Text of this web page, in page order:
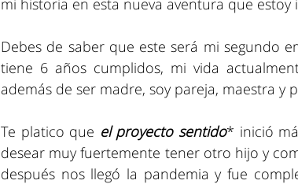
mi historia en esta nueva aventura que estoy
Debes de saber que este será mi segundo
tiene 6 años cumplidos, mi vida
además de ser madre, soy pareja, maestra y
Te platico que el proyecto sentido* inició
desear muy fuertemente tener otro hijo y
después nos llegó la pandemia y fue